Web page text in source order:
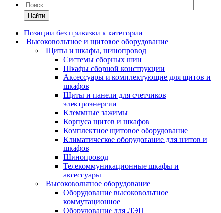
Найти
Позиции без привязки к категории
Высоковольтное и щитовое оборудование
Щиты и шкафы, шинопровод
Системы сборных шин
Шкафы сборной конструкции
Аксессуары и комплектующие для щитов и
шкафов
Щиты и панели для счетчиков
электроэнергии
Клеммные зажимы
Корпуса щитов и шкафов
Комплектное щитовое оборудование
Климатическое оборудование для щитов и
шкафов
Шинопровод
Телекоммуникационные шкафы и
аксессуары
Высоковольтное оборудование
Оборудование высоковольтное
коммутационное
Оборудование для ЛЭП